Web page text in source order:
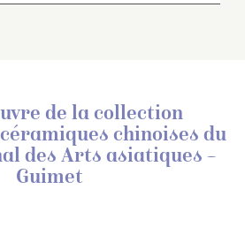
de la collection
chinoises du
des Arts asiatiques –
Guimet